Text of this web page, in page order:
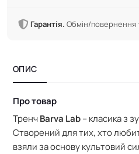
Гарантія. Обмін/повернення
ОПИС
Про товар
Тренч Barva Lab– класика з
Створений для тих, хто
взяли за основу культовий